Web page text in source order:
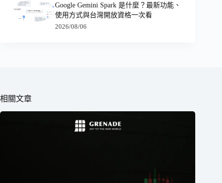
Google Gemini Spark 是什麼？最新功能、
使用方式與台灣開放資格一次看
2026/08/06
相關文章